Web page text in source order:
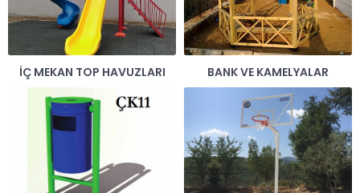
İÇ MEKAN TOP HAVUZLARI BANK VE KAMELYALAR